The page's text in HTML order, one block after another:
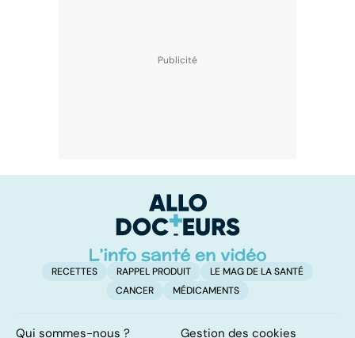
RECETTES RAPPEL PRODUIT
LE MAG DE LA SANTÉ
CANCER
MÉDICAMENTS
Qui sommes-nous ? Gestion des cookies